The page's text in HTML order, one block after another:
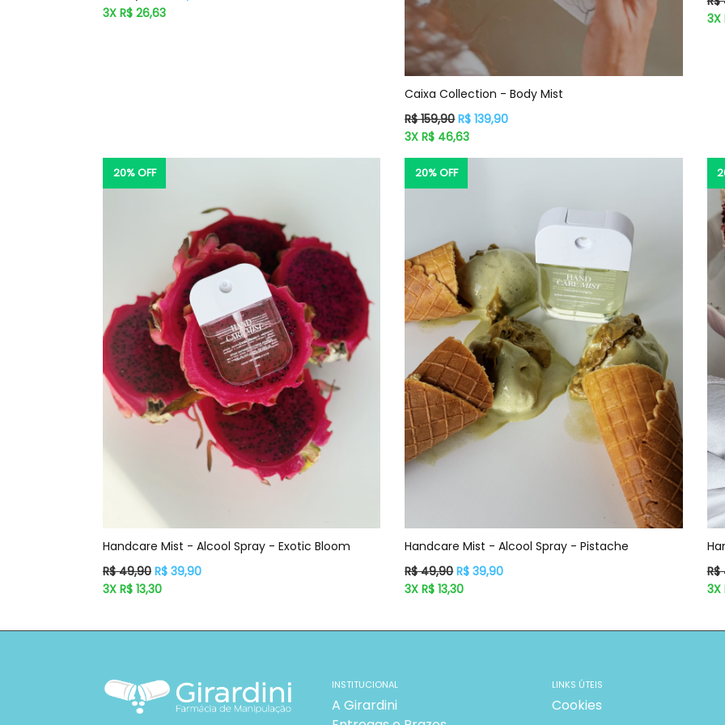
normal
3X R$ 26,63
Caixa Collection - Body Mist
Preço
normal
R$ 159,90 R$ 139,90
3X R$ 46,63
3X
20% OFF
Handcare Mist - Alcool Spray - Exotic Bloom
Preço
normal
R$ 49,90 R$ 39,90
3X R$ 13,30
20% OFF
Handcare Mist - Alcool Spray - Pistache
Preço
normal
R$ 49,90 R$ 39,90
3X R$ 13,30
3X
INSTITUCIONAL
A Girardini
LINKS ÚTEIS
Cookies